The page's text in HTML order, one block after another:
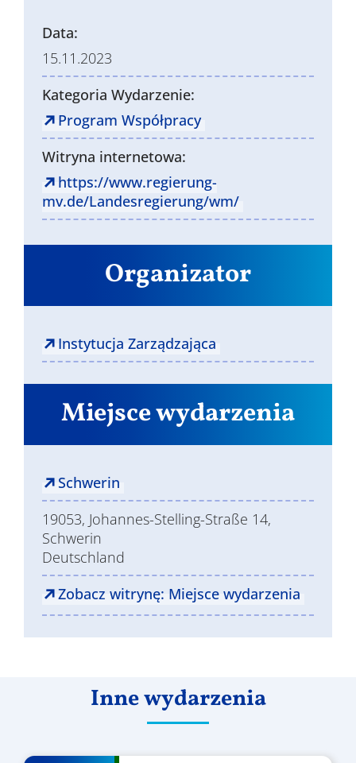
Data:
15.11.2023
Kategoria Wydarzenie:
Program Współpracy
Witryna internetowa:
https://www.regierung-
mv.de/Landesregierung/wm/
Miejsce wydarzenia
Schwerin
19053, Johannes-Stelling-Straße 14,
Schwerin
Deutschland
Zobacz witrynę: Miejsce wydarzenia
Organizator
Instytucja Zarządzająca
Inne wydarzenia